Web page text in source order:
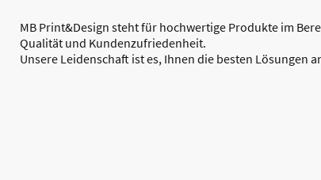
MB Print&Design steht für hochwertige Produkte im
Qualität und Kundenzufriedenheit.
Unsere Leidenschaft ist es, Ihnen die besten Lösungen